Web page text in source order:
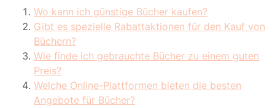
Wo kann ich günstige Bücher kaufen?
Gibt es spezielle Rabattaktionen für den Kauf von
Büchern?
Wie finde ich gebrauchte Bücher zu einem guten
Preis?
Welche Online-Plattformen bieten die besten
Angebote für Bücher?